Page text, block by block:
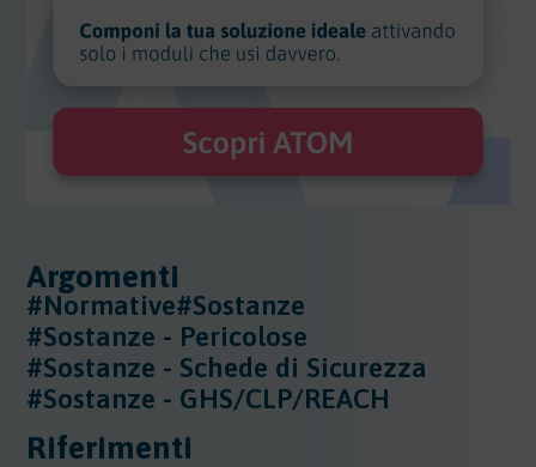
Argomenti
#Normative#Sostanze
#Sostanze - Pericolose
#Sostanze - Schede di Sicurezza
#Sostanze - GHS/CLP/REACH
Riferimenti